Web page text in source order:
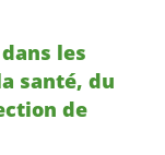
les
santé, du
de